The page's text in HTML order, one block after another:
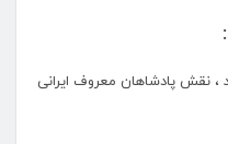
نقش پادشاهان معروف ایرانی